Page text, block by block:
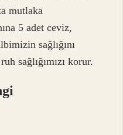
mutlaka
5 adet ceviz,
sağlığını
sağlığımızı korur.